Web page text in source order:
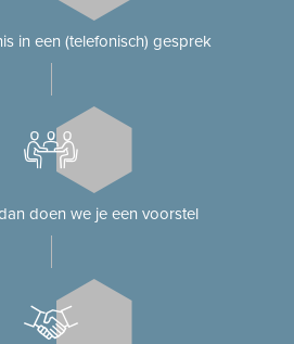
in een (telefonisch) gesprek
doen we je een voorstel